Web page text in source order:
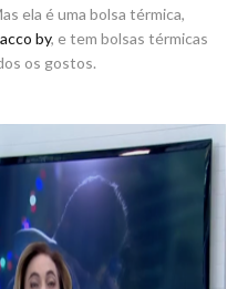
ela é uma bolsa térmica,
by, e tem bolsas térmicas
os gostos.